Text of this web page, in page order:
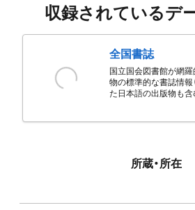
収録されているデ
全国書誌
国立国会図書館が網
物の標準的な書誌情報
た日本語の出版物も含
所蔵・所在